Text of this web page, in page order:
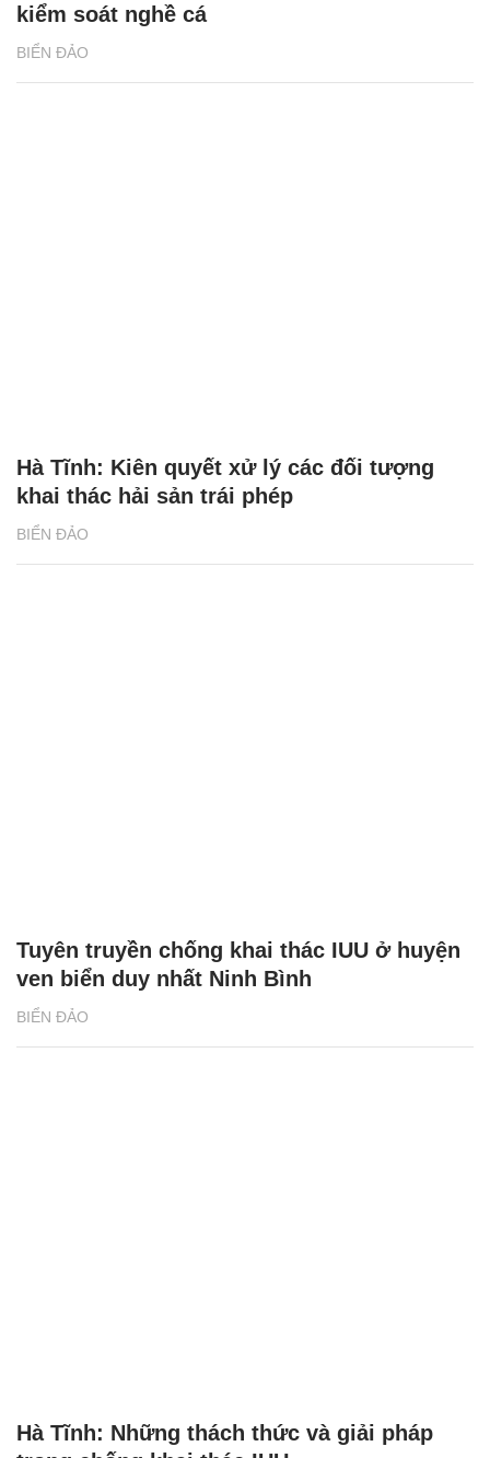
BIỂN ĐẢO
kiểm soát nghề cá
BIỂN ĐẢO
Hà Tĩnh: Kiên quyết xử lý các đối tượng
khai thác hải sản trái phép
BIỂN ĐẢO
Tuyên truyền chống khai thác IUU ở huyện
ven biển duy nhất Ninh Bình
Hà Tĩnh: Những thách thức và giải pháp